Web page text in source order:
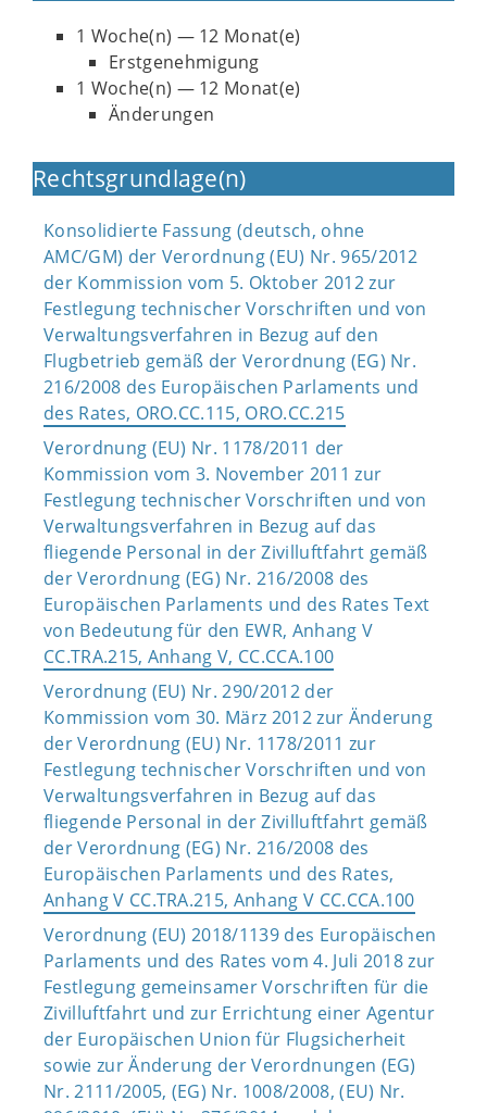
1 Woche(n) — 12 Monat(e)
Erstgenehmigung
1 Woche(n) — 12 Monat(e)
Änderungen
Rechtsgrundlage(n)
Konsolidierte Fassung (deutsch, ohne
AMC/GM) der Verordnung (EU) Nr. 965/2012
der Kommission vom 5. Oktober 2012 zur
Festlegung technischer Vorschriften und von
Verwaltungsverfahren in Bezug auf den
Flugbetrieb gemäß der Verordnung (EG) Nr.
216/2008 des Europäischen Parlaments und
des Rates, ORO.CC.115, ORO.CC.215
Verordnung (EU) Nr. 1178/2011 der
Kommission vom 3. November 2011 zur
Festlegung technischer Vorschriften und von
Verwaltungsverfahren in Bezug auf das
fliegende Personal in der Zivilluftfahrt gemäß
der Verordnung (EG) Nr. 216/2008 des
Europäischen Parlaments und des Rates Text
von Bedeutung für den EWR, Anhang V
CC.TRA.215, Anhang V, CC.CCA.100
Verordnung (EU) Nr. 290/2012 der
Kommission vom 30. März 2012 zur Änderung
der Verordnung (EU) Nr. 1178/2011 zur
Festlegung technischer Vorschriften und von
Verwaltungsverfahren in Bezug auf das
fliegende Personal in der Zivilluftfahrt gemäß
der Verordnung (EG) Nr. 216/2008 des
Europäischen Parlaments und des Rates,
Anhang V CC.TRA.215, Anhang V CC.CCA.100
Verordnung (EU) 2018/1139 des Europäischen
Parlaments und des Rates vom 4. Juli 2018 zur
Festlegung gemeinsamer Vorschriften für die
Zivilluftfahrt und zur Errichtung einer Agentur
der Europäischen Union für Flugsicherheit
sowie zur Änderung der Verordnungen (EG)
Nr. 2111/2005, (EG) Nr. 1008/2008, (EU) Nr.